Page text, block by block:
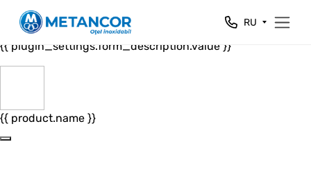
Close
{{ plugin_settings.form_header.value }}
{{ plugin_settings.form_description.value }}
{{ product.name }}
RU